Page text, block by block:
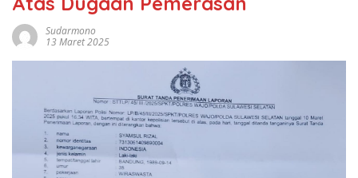
Sudarmono
13 Maret 2025